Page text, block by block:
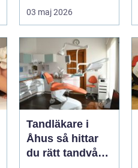
både ork och
humör. Många går
länge ...
03 maj 2026
Tandläkare i
Åhus så hittar
du rätt tandvård